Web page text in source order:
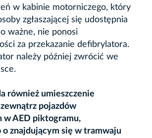
w kabinie motorniczego, który
zgłaszającej się udostępnia
ważne, nie ponosi
za przekazanie defibrylatora.
należy później zwrócić we
również umieszczenie
pojazdów
w AED piktogramu,
znajdującym się w tramwaju